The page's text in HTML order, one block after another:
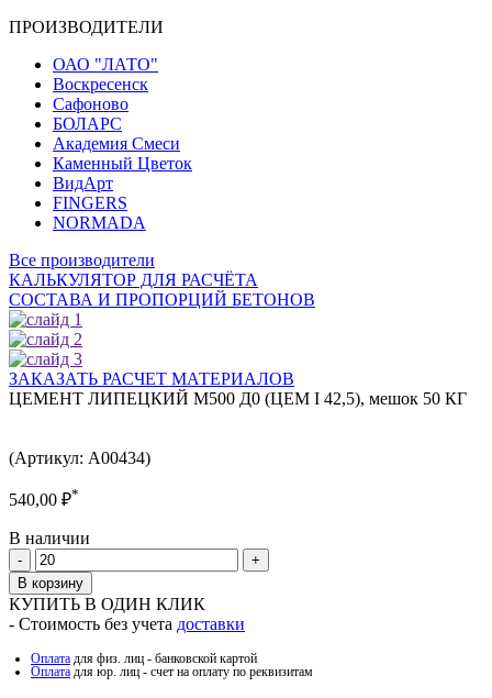
ПРОИЗВОДИТЕЛИ
ОАО "ЛАТО"
Воскресенск
Сафоново
БОЛАРС
Академия Смеси
Каменный Цветок
ВидАрт
FINGERS
NORMADA
Все производители
КАЛЬКУЛЯТОР ДЛЯ РАСЧЁТА
СОСТАВА И ПРОПОРЦИЙ БЕТОНОВ
ЗАКАЗАТЬ РАСЧЕТ МАТЕРИАЛОВ
ЦЕМЕНТ ЛИПЕЦКИЙ М500 Д0 (ЦEM I 42,5), мешок 50 КГ
(Артикул: A00434)
540,00 ₽*
В наличии
Количество
В корзину
КУПИТЬ В ОДИН КЛИК
- Стоимость без учета доставки
Оплата для физ. лиц - банковской картой
Оплата для юр. лиц - счет на оплату по реквизитам